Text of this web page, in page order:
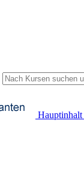
Hauptinhalt